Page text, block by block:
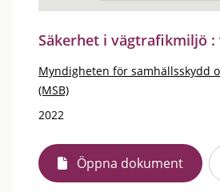
Säkerhet i vägtrafikmiljö :
Myndigheten för samhällsskydd
(MSB)
2022
Öppna dokument